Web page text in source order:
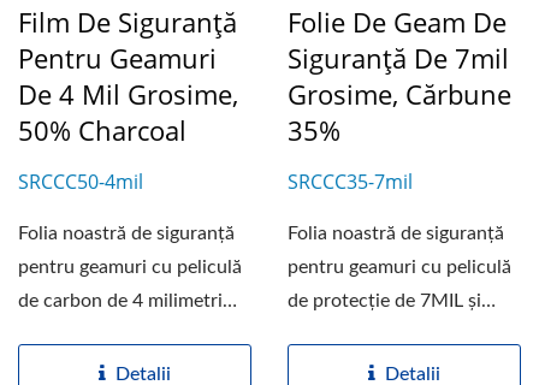
Film De Siguranță
Pentru Geamuri
De 4 Mil Grosime,
50% Charcoal
SRCCC50-4mil
Folia noastră de siguranță
pentru geamuri cu peliculă
de carbon de 4 milimetri
Detalii
Folie De Geam De
Siguranță De 7mil
Grosime, Cărbune
35%
SRCCC35-7mil
Folia noastră de siguranță
pentru geamuri cu peliculă
de protecție de 7MIL și
Detalii